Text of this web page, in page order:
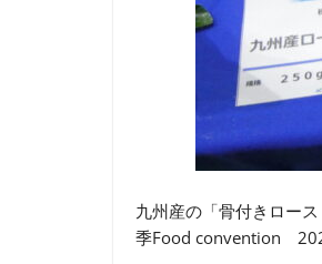
九州産の「骨付きロー
季Food convention